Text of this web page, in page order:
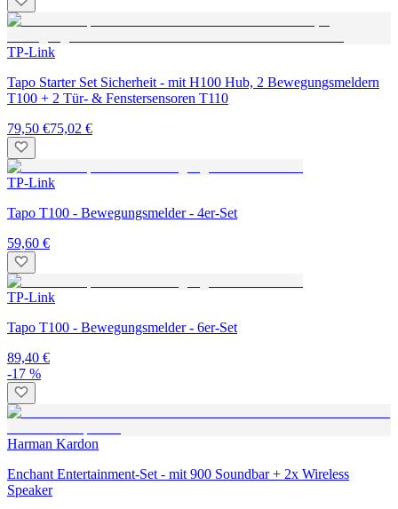
TP-Link
Tapo Starter Set Sicherheit - mit H100 Hub, 2 Bewegungsmeldern
T100 + 2 Tür- & Fenstersensoren T110
79,50 €75,02 €
TP-Link
Tapo T100 - Bewegungsmelder - 4er-Set
59,60 €
TP-Link
Tapo T100 - Bewegungsmelder - 6er-Set
89,40 €
-17 %
Harman Kardon
Enchant Entertainment-Set - mit 900 Soundbar + 2x Wireless
Speaker